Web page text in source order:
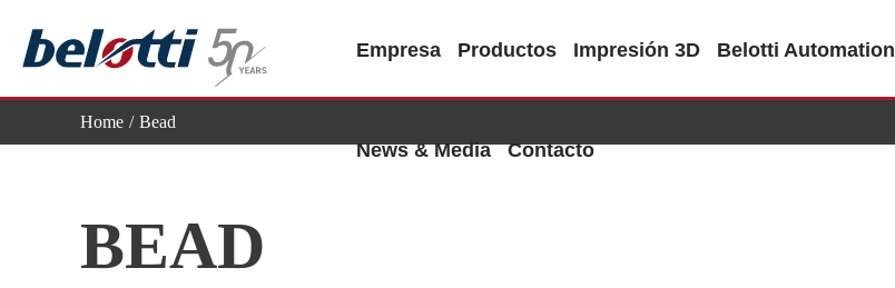
content
Empresa Productos Impresión 3D Belotti Automation
News & Media Contacto
Home Bead
BEAD